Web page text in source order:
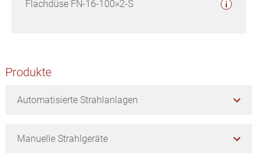
Flachdüse FN-16-100×2-S
Seitenspalte
Produkte
Automatisierte Strahlanlagen
Manuelle Strahlgeräte